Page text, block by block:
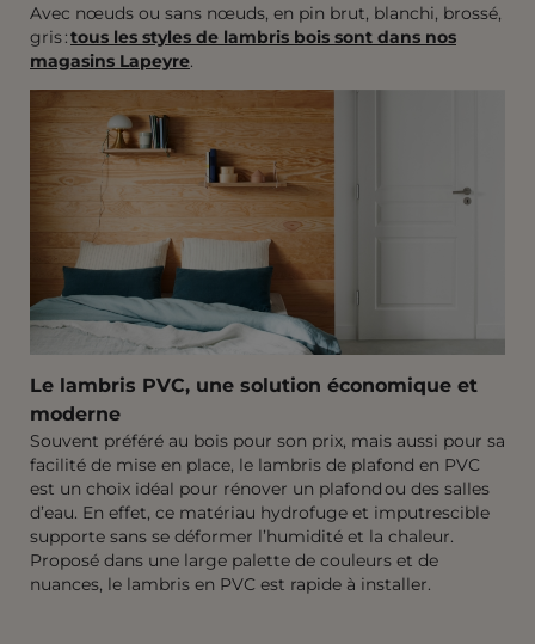
Avec nœuds ou sans nœuds, en pin brut, blanchi, brossé,
gris :tous les styles de lambris bois sont dans nos
magasins Lapeyre.
Le lambris PVC, une solution économique et
moderne
Souvent préféré au bois pour son prix, mais aussi pour sa
facilité de mise en place, le lambris de plafond en PVC
est un choix idéal pour rénover un plafond ou des salles
d’eau. En effet, ce matériau hydrofuge et imputrescible
supporte sans se déformer l’humidité et la chaleur.
Proposé dans une large palette de couleurs et de
nuances, le lambris en PVC est rapide à installer.